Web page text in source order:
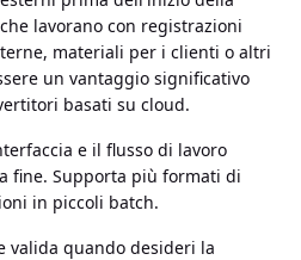
lavorano con registrazioni
materiali per i clienti o altri
un vantaggio significativo
basati su cloud.
e il flusso di lavoro
fine. Supporta più formati di
in piccoli batch.
valida quando desideri la